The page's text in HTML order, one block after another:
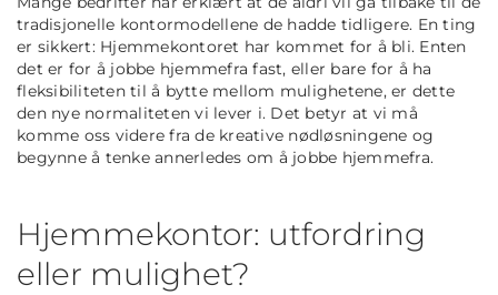
tradisjonelle kontormodellene de hadde tidligere. En ting
er sikkert: Hjemmekontoret har kommet for å bli. Enten
det er for å jobbe hjemmefra fast, eller bare for å ha
fleksibiliteten til å bytte mellom mulighetene, er dette
den nye normaliteten vi lever i. Det betyr at vi må
komme oss videre fra de kreative nødløsningene og
begynne å tenke annerledes om å jobbe hjemmefra.
Hjemmekontor: utfordring
eller mulighet?